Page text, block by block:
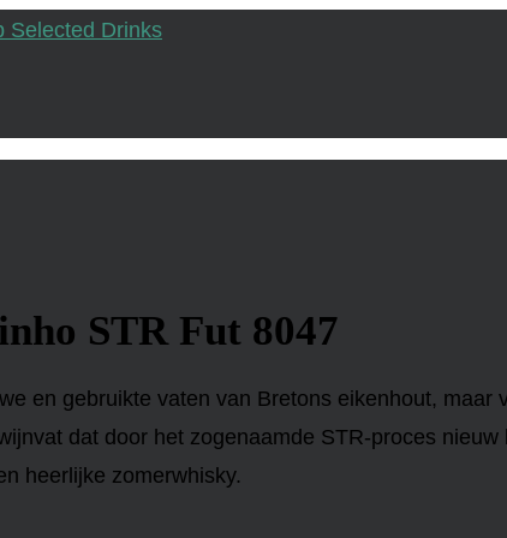
STR Fut 8047
en gebruikte vaten van Bretons eikenhout,
dat door het zogenaamde STR-proces
heerlijke zomerwhisky.